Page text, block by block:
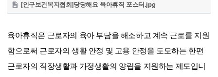
첨
부
[인구보건복지협회]당당해요 육아휴직 포스터.jpg
육아휴직은 근로자의 육아 부담을 해소하고 계속 근로를 지원
함으로써 근로자의 생활 안정 및 고용 안정을 도모하는 한편
근로자의 직장생활과 가정생활의 양립을 지원하는 제도입니